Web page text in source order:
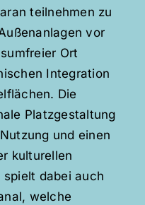
teilnehmen zu
vor
Ort
Integration
Die
Platzgestaltung
und einen
kulturellen
spielt dabei auch
welche